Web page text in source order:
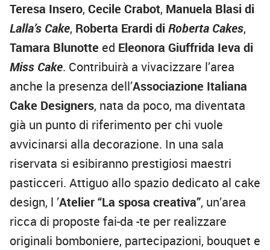
Teresa Insero, Cecile Crabot, Manuela Blasi di
Lalla’s Cake, Roberta Erardi di Roberta Cakes,
Tamara Blunotte ed Eleonora Giuffrida Ieva di
Miss Cake. Contribuirà a vivacizzare l’area
anche la presenza dell’Associazione Italiana
Cake Designers, nata da poco, ma diventata
già un punto di riferimento per chi vuole
avvicinarsi alla decorazione. In una sala
riservata si esibiranno prestigiosi maestri
pasticceri. Attiguo allo spazio dedicato al cake
design, l ’Atelier “La sposa creativa”, un’area
ricca di proposte fai-da -te per realizzare
originali bomboniere, partecipazioni, bouquet e